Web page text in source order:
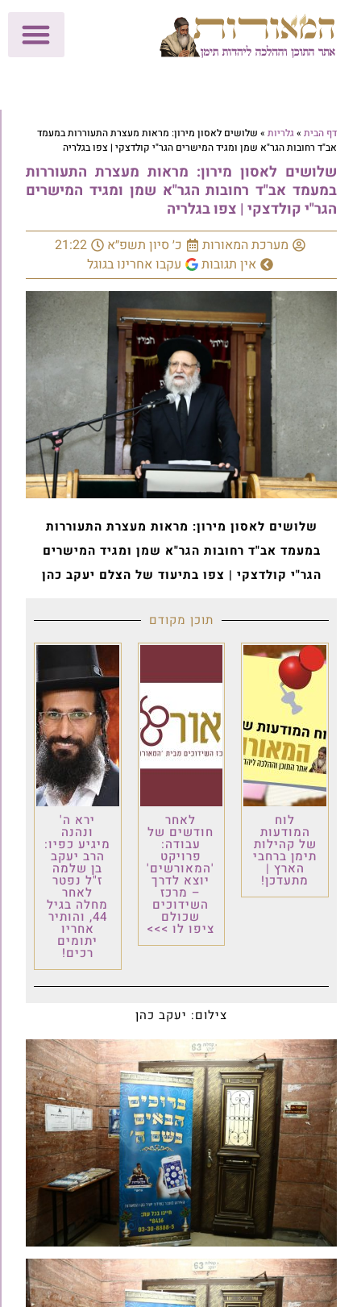
דף הבית »גלריות » שלושים לאסון מירון: מראות מעצרת התעוררות במעמד
אב"ד רחובות הגר"א שמן ומגיד המישרים הגר"י קולדצקי | צפו בגלריה
שלושים לאסון מירון: מראות מעצרת התעוררות
במעמד אב"ד רחובות הגר"א שמן ומגיד המישרים
הגר"י קולדצקי | צפו בגלריה
מערכת המאורות כ׳ סיון תשפ״א
21:22
אין תגובות
עקבו אחרינו בגוגל
שלושים לאסון מירון: מראות מעצרת התעוררות
במעמד אב"ד רחובות הגר"א שמן ומגיד המישרים
הגר"י קולדצקי | צפו בתיעוד של הצלם יעקב כהן
תוכן מקודם
לוח
המודעות
של קהילות
תימן ברחבי
הארץ |
מתעדכן!
לאחר
חודשים של
עבודה:
פרויקט
'המאורשים'
יוצא לדרך
– מרכז
השידוכים
שכולם
ציפו לו >>>
ירא ה'
ונהנה
מיגיע כפיו:
הרב יעקב
בן שלמה
ז"ל נפטר
לאחר
מחלה בגיל
44, והותיר
אחריו
יתומים
רכים!
צילום: יעקב כהן